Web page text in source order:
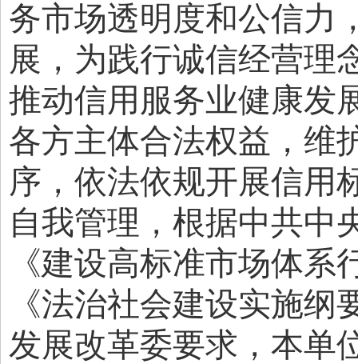
务市场透明度和公信力
展，为践行诚信经营理
推动信用服务业健康发
各方主体合法权益，维
序，依法依规开展信用
自我管理，根据中共中
《建设高标准市场体
《法治社会建设实施纲
发展改革委要求，本单